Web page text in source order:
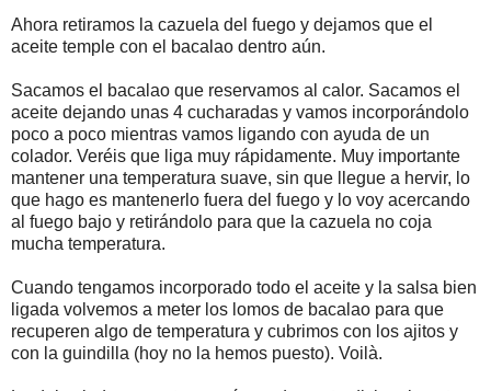
Ahora retiramos la cazuela del fuego y dejamos que el
aceite temple con el bacalao dentro aún.
Sacamos el bacalao que reservamos al calor. Sacamos el
aceite dejando unas 4 cucharadas y vamos incorporándolo
poco a poco mientras vamos ligando con ayuda de un
colador. Veréis que liga muy rápidamente. Muy importante
mantener una temperatura suave, sin que llegue a hervir, lo
que hago es mantenerlo fuera del fuego y lo voy acercando
al fuego bajo y retirándolo para que la cazuela no coja
mucha temperatura.
Cuando tengamos incorporado todo el aceite y la salsa bien
ligada volvemos a meter los lomos de bacalao para que
recuperen algo de temperatura y cubrimos con los ajitos y
con la guindilla (hoy no la hemos puesto). Voilà.